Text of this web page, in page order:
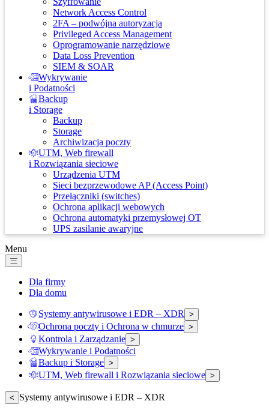
Network Access Control
2FA – podwójna autoryzacja
Privileged Access Management
Oprogramowanie narzędziowe
Data Loss Prevention
SIEM & SOAR
Wykrywanie
i Podatności
Backup
i Storage
Backup
Storage
Archiwizacja poczty
UTM, Web firewall
i Rozwiązania sieciowe
Urządzenia UTM
Sieci bezprzewodowe AP (Access Point)
Przełączniki (switches)
Ochrona aplikacji webowych
Ochrona automatyki przemysłowej OT
UPS zasilanie awaryjne
Menu
Dla firmy
Dla domu
Systemy antywirusowe i EDR – XDR >
Ochrona poczty i Ochrona w chmurze >
Kontrola i Zarządzanie >
Wykrywanie i Podatności
Backup i Storage >
UTM, Web firewall i Rozwiązania sieciowe >
< Systemy antywirusowe i EDR – XDR